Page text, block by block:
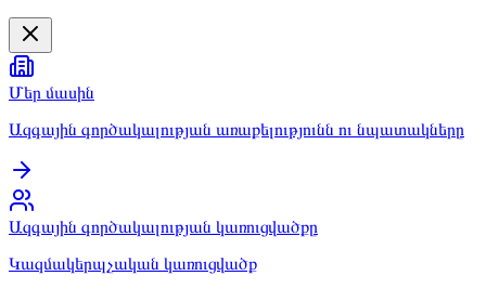
Մեր մասին
Ազգային գործակալության առաքելությունն ու նպատակները
Ազգային գործակալության կառուցվածքը
Կազմակերպչական կառուցվածք